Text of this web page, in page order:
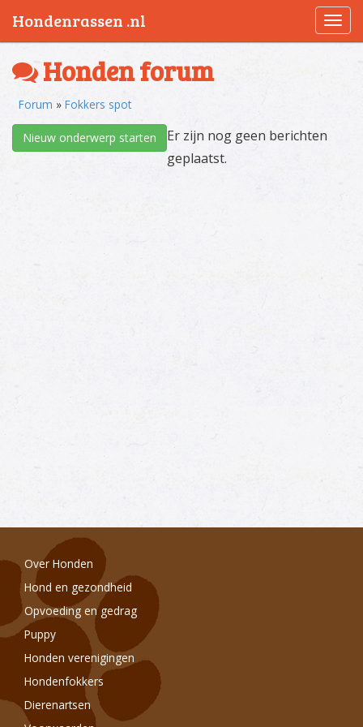
Honden forum
Forum » Fokkers spot
Nieuw onderwerp starten
Er zijn nog geen berichten
geplaatst.
Over Honden
Hond en gezondheid
Opvoeding en gedrag
Puppy
Honden verenigingen
Hondenfokkers
Dierenartsen
Hondenrassen .nl